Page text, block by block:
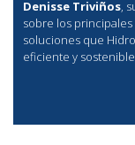
Denisse Triviños,
sobre los
soluciones que
eficiente y